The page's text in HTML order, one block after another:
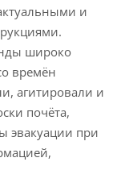
и
широко
времён
агитировали и
почёта,
эвакуации при